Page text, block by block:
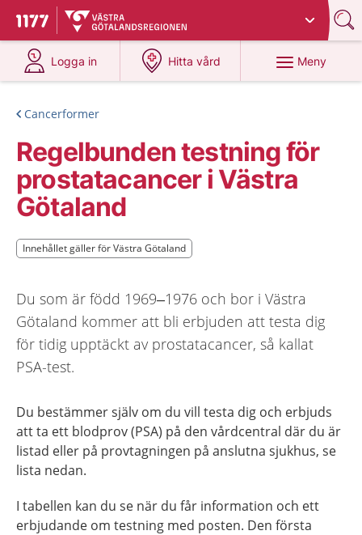
Till startsidan för 1177
Du har valt region
Logga in
på 1177.se
Hitta vård
på 1177.se
Meny
Cancerformer
Regelbunden testning för
prostatacancer i Västra
Götaland
Innehållet gäller för Västra Götaland
Innehållet gäller för Västra Götaland
Du som är född 1969–1976 och bor i Västra
Götaland kommer att bli erbjuden att testa dig
för tidig upptäckt av prostatacancer, så kallat
PSA-test.
Du bestämmer själv om du vill testa dig och erbjuds
att ta ett blodprov (PSA) på den vårdcentral där du är
listad eller på provtagningen på anslutna sjukhus, se
lista nedan.
I tabellen kan du se när du får information och ett
erbjudande om testning med posten. Den första